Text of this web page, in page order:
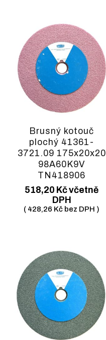
Brusný kotouč
plochý 41361-
3721.09 175x20x20
98A60K9V
TN418906
518,20 Kčvčetně
DPH
( 428,26 Kč bez DPH )